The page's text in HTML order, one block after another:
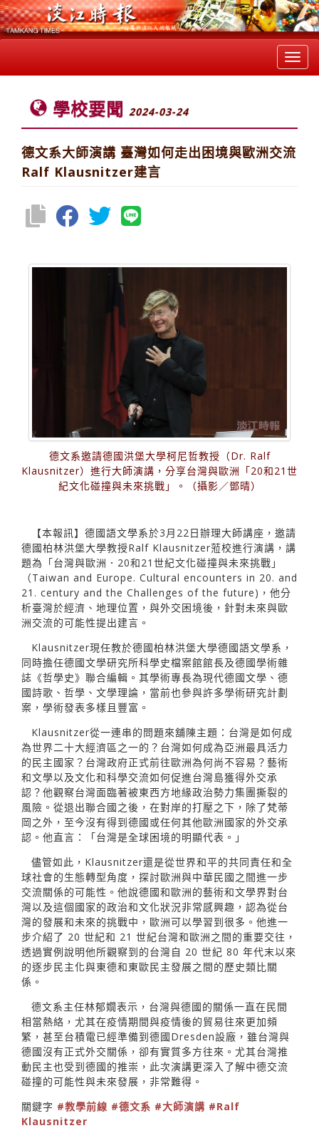
學校要聞 2024-03-24
德文系大師演講 臺灣如何走出困境與歐洲交流
Ralf Klausnitzer建言
德文系邀請德國洪堡大學柯尼哲教授（Dr. Ralf
Klausnitzer）進行大師演講，分享台灣與歐洲「20和21世
紀文化碰撞與未來挑戰」。（攝影／鄧晴）
【本報訊】德國語文學系於3月22日辦理大師講座，邀請
德國柏林洪堡大學教授Ralf Klausnitzer蒞校進行演講，講
題為「台灣與歐洲．20和21世紀文化碰撞與未來挑戰」
（Taiwan and Europe. Cultural encounters in 20. and
21. century and the Challenges of the future)，他分
析臺灣於經濟、地理位置，與外交困境後，針對未來與歐
洲交流的可能性提出建言。
Klausnitzer現任教於德國柏林洪堡大學德國語文學系，
同時擔任德國文學研究所科學史檔案館館長及德國學術雜
誌《哲學史》聯合編輯。其學術專長為現代德國文學、德
國詩歌、哲學、文學理論，當前也參與許多學術研究計劃
案，學術發表多樣且豐富。
Klausnitzer從一連串的問題來舖陳主題：台灣是如何成
為世界二十大經濟區之一的？台灣如何成為亞洲最具活力
的民主國家？台灣政府正式前往歐洲為何尚不容易？藝術
和文學以及文化和科學交流如何促進台灣島獲得外交承
認？他觀察台灣面臨著被東西方地緣政治勢力集團撕裂的
風險。從退出聯合國之後，在對岸的打壓之下，除了梵蒂
岡之外，至今沒有得到德國或任何其他歐洲國家的外交承
認。他直言：「台灣是全球困境的明顯代表。」
儘管如此，Klausnitzer還是從世界和平的共同責任和全
球社會的生態轉型角度，探討歐洲與中華民國之間進一步
交流關係的可能性。他說德國和歐洲的藝術和文學界對台
灣以及這個國家的政治和文化狀況非常感興趣，認為從台
灣的發展和未來的挑戰中，歐洲可以學習到很多。他進一
步介紹了 20 世紀和 21 世紀台灣和歐洲之間的重要交往，
透過實例說明他所觀察到的台灣自 20 世紀 80 年代末以來
的逐步民主化與東德和東歐民主發展之間的歷史類比關
係。
德文系主任林郁嫺表示，台灣與德國的關係一直在民間
相當熱絡，尤其在疫情期間與疫情後的貿易往來更加頻
繁，甚至台積電已經準備到德國Dresden設廠，雖台灣與
德國沒有正式外交關係，卻有實質多方往來。尤其台灣推
動民主也受到德國的推崇，此次演講更深入了解中德交流
碰撞的可能性與未來發展，非常難得。
關鍵字 #教學前線 #德文系 #大師演講 #Ralf
Klausnitzer